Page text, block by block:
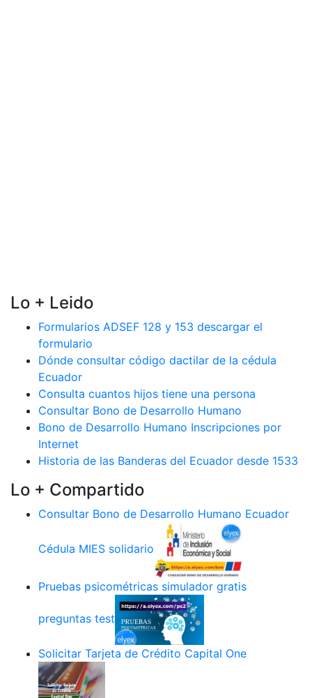
Lo + Leido
Formularios ADSEF 128 y 153 descargar el
formulario
Dónde consultar código dactilar de la cédula
Ecuador
Consulta cuantos hijos tiene una persona
Consultar Bono de Desarrollo Humano
Bono de Desarrollo Humano Inscripciones por
Internet
Historia de las Banderas del Ecuador desde 1533
Lo + Compartido
Consultar Bono de Desarrollo Humano Ecuador
Cédula MIES solidario
Pruebas psicométricas simulador gratis
preguntas test
Solicitar Tarjeta de Crédito Capital One